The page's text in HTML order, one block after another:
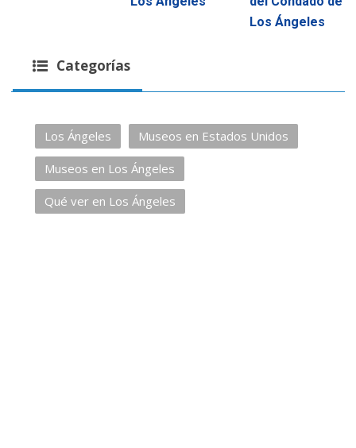
Los Ángeles
Categorías
Los Ángeles Museos en Estados Unidos
Museos en Los Ángeles
Qué ver en Los Ángeles